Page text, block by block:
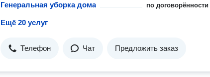
Генеральная уборка дома по договорённости
Ещё 20 услуг
Телефон Чат Предложить заказ